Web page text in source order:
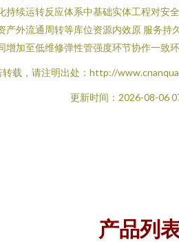
续运转反应体系中基础实体工程对
外流通周转等库位资源内效原 服务
加至低维修弹性管强度环节协作一致
转载，请注明出处：http://
更新时间：2026-08-06
产品列